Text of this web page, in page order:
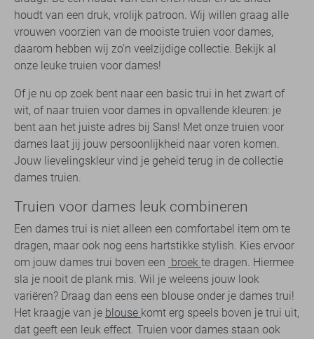
houdt van een druk, vrolijk patroon. Wij willen graag alle
vrouwen voorzien van de mooiste truien voor dames,
daarom hebben wij zo’n veelzijdige collectie. Bekijk al
onze leuke truien voor dames!
Of je nu op zoek bent naar een basic trui in het zwart of
wit, of naar truien voor dames in opvallende kleuren: je
bent aan het juiste adres bij Sans! Met onze truien voor
dames laat jij jouw persoonlijkheid naar voren komen.
Jouw lievelingskleur vind je geheid terug in de collectie
dames truien.
Truien voor dames leuk combineren
Een dames trui is niet alleen een comfortabel item om te
dragen, maar ook nog eens hartstikke stylish. Kies ervoor
om jouw dames trui boven een broek te dragen. Hiermee
sla je nooit de plank mis. Wil je weleens jouw look
variëren? Draag dan eens een blouse onder je dames trui!
Het kraagje van je blouse komt erg speels boven je trui uit,
dat geeft een leuk effect. Truien voor dames staan ook